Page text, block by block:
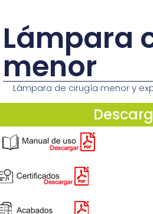
Lámpara
menor
Lámpara de cirugía menor y